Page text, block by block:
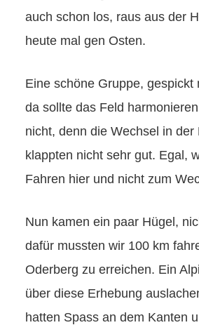
auch schon los, raus aus der
heute mal gen Osten.
Eine schöne Gruppe, gespickt
da sollte das Feld
nicht, denn die Wechsel in der
klappten nicht sehr gut. Egal,
Fahren hier und nicht zum
Nun kamen ein paar Hügel,
dafür mussten wir 100 km
Oderberg zu erreichen. Ein
über diese Erhebung
hatten Spass an dem Kanten